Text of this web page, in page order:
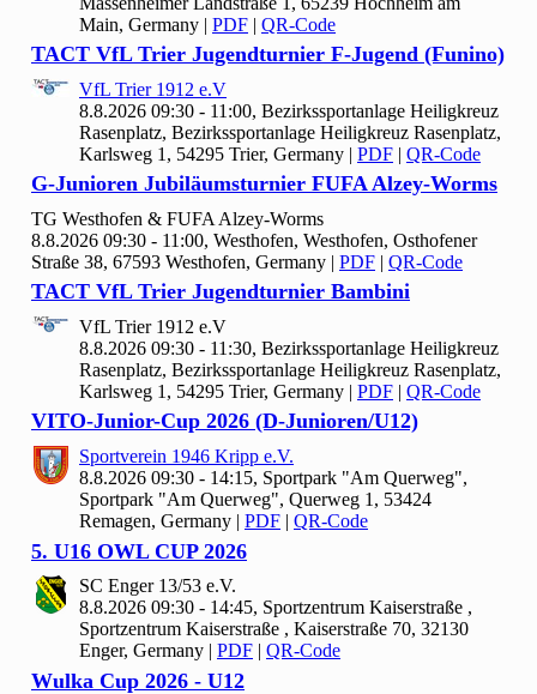
Main, Germany | PDF | QR-Code
TACT VfL Trier Jugendturnier F-Jugend (Funino)
VfL Trier 1912 e.V
8.8.2026 09:30 - 11:00, Bezirkssportanlage Heiligkreuz
Rasenplatz, Bezirkssportanlage Heiligkreuz Rasenplatz,
Karlsweg 1, 54295 Trier, Germany | PDF | QR-Code
G-Junioren Jubiläumsturnier FUFA Alzey-Worms
TG Westhofen & FUFA Alzey-Worms
8.8.2026 09:30 - 11:00, Westhofen, Westhofen, Osthofener
Straße 38, 67593 Westhofen, Germany | PDF | QR-Code
TACT VfL Trier Jugendturnier Bambini
VfL Trier 1912 e.V
8.8.2026 09:30 - 11:30, Bezirkssportanlage Heiligkreuz
Rasenplatz, Bezirkssportanlage Heiligkreuz Rasenplatz,
Karlsweg 1, 54295 Trier, Germany | PDF | QR-Code
VITO-Junior-Cup 2026 (D-Junioren/U12)
Sportverein 1946 Kripp e.V.
8.8.2026 09:30 - 14:15, Sportpark "Am Querweg",
Sportpark "Am Querweg", Querweg 1, 53424
Remagen, Germany | PDF | QR-Code
5. U16 OWL CUP 2026
SC Enger 13/53 e.V.
8.8.2026 09:30 - 14:45, Sportzentrum Kaiserstraße ,
Sportzentrum Kaiserstraße , Kaiserstraße 70, 32130
Enger, Germany | PDF | QR-Code
Wulka Cup 2026 - U12